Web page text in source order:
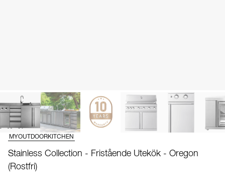
MYOUTDOORKITCHEN
Stainless Collection - Fristående Utekök - Oregon
(Rostfri)